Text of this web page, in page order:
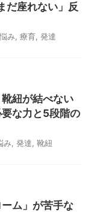
だ座れない」反
み 療育 発達
靴紐が結べない
な力と5段階の
み 発達 靴紐
ーム」が苦手な